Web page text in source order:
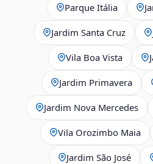
Parque Itália
Jardim Santa Cruz
Vila Boa Vista
Jardim Primavera
Jardim Nova Mercedes
Vila Orozimbo Maia
Jardim São José